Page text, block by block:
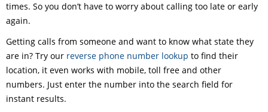
times. So you don’t have to worry about calling too late or early
again.
Getting calls from someone and want to know what state they
are in? Try our reverse phone number lookup to find their
location, it even works with mobile, toll free and other
numbers. Just enter the number into the search field for
instant results.